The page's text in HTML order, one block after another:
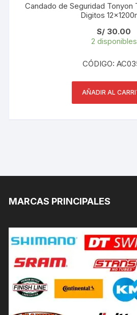
Candado de Seguridad Tonyon
Digitos
S/ 30.00
2 disponibles
CÓDIGO:
AÑADIR AL
MARCAS PRINCIPALES